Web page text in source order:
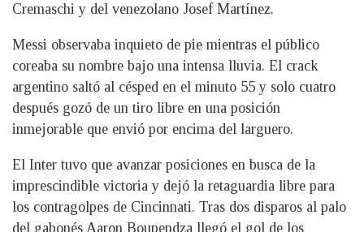
Cremaschi y del venezolano Josef Martínez.
Messi observaba inquieto de pie mientras el público
coreaba su nombre bajo una intensa lluvia. El crack
argentino saltó al césped en el minuto 55 y solo cuatro
después gozó de un tiro libre en una posición
inmejorable que envió por encima del larguero.
El Inter tuvo que avanzar posiciones en busca de la
imprescindible victoria y dejó la retaguardia libre para
los contragolpes de Cincinnati. Tras dos disparos al palo
del gabonés Aaron Boupendza llegó el gol de los